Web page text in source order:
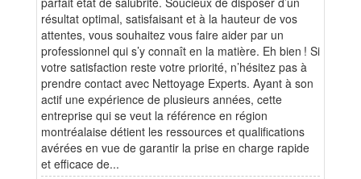
résultat optimal, satisfaisant et à la hauteur de vos
attentes, vous souhaitez vous faire aider par un
professionnel qui s’y connaît en la matière. Eh bien ! Si
votre satisfaction reste votre priorité, n’hésitez pas à
prendre contact avec Nettoyage Experts. Ayant à son
actif une expérience de plusieurs années, cette
entreprise qui se veut la référence en région
montréalaise détient les ressources et qualifications
avérées en vue de garantir la prise en charge rapide
et efficace de...